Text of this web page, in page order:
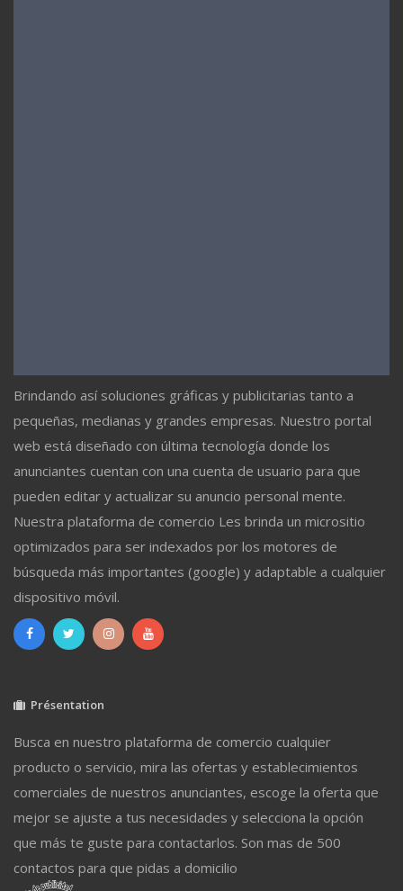
Brindando así soluciones gráficas y publicitarias tanto a
pequeñas, medianas y grandes empresas. Nuestro portal
web está diseñado con última tecnología donde los
anunciantes cuentan con una cuenta de usuario para que
pueden editar y actualizar su anuncio personal mente.
Nuestra plataforma de comercio Les brinda un micrositio
optimizados para ser indexados por los motores de
búsqueda más importantes (google) y adaptable a cualquier
dispositivo móvil.
Présentation
Busca en nuestro plataforma de comercio cualquier
producto o servicio, mira las ofertas y establecimientos
comerciales de nuestros anunciantes, escoge la oferta que
mejor se ajuste a tus necesidades y selecciona la opción
que más te guste para contactarlos. Son mas de 500
contactos para que pidas a domicilio